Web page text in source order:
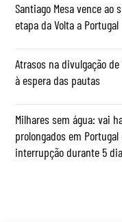
Santiago Mesa vence
etapa da Volta a Portugal
Atrasos na divulgação
à espera das pautas
Milhares sem água: vai
prolongados em
interrupção durante 5